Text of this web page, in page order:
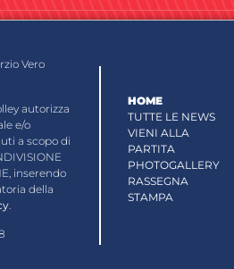
Vero
autorizza
e/o
a scopo di
inserendo
della
HOME
TUTTE LE NEWS
VIENI ALLA
PARTITA
PHOTOGALLERY
RASSEGNA
STAMPA